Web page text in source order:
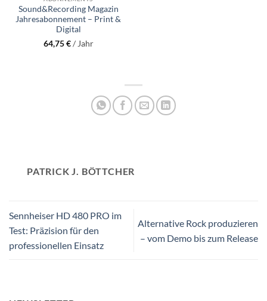
Sound&Recording Magazin
Jahresabonnement – Print &
Digital
64,75€ / Jahr
PATRICK J. BÖTTCHER
Sennheiser HD 480 PRO im
Test: Präzision für den
professionellen Einsatz
Alternative Rock produzieren
– vom Demo bis zum Release